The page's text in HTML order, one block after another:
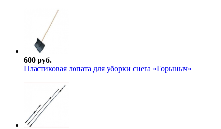
600 руб.
Пластиковая лопата для уборки снега «Горыныч»